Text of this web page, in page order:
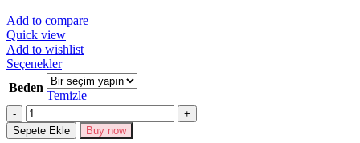
Add to compare
Quick view
Add to wishlist
SeçeneklerBu
ürünün
birden
fazla
varyasyonu
var.
Beden
Temizle
Miktar
Sepete Ekle Buy now